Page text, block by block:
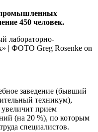
промышленных
450 человек.
заведение (бывший
техникум),
увеличит прием
(на 20 %), по которым
специалистов.